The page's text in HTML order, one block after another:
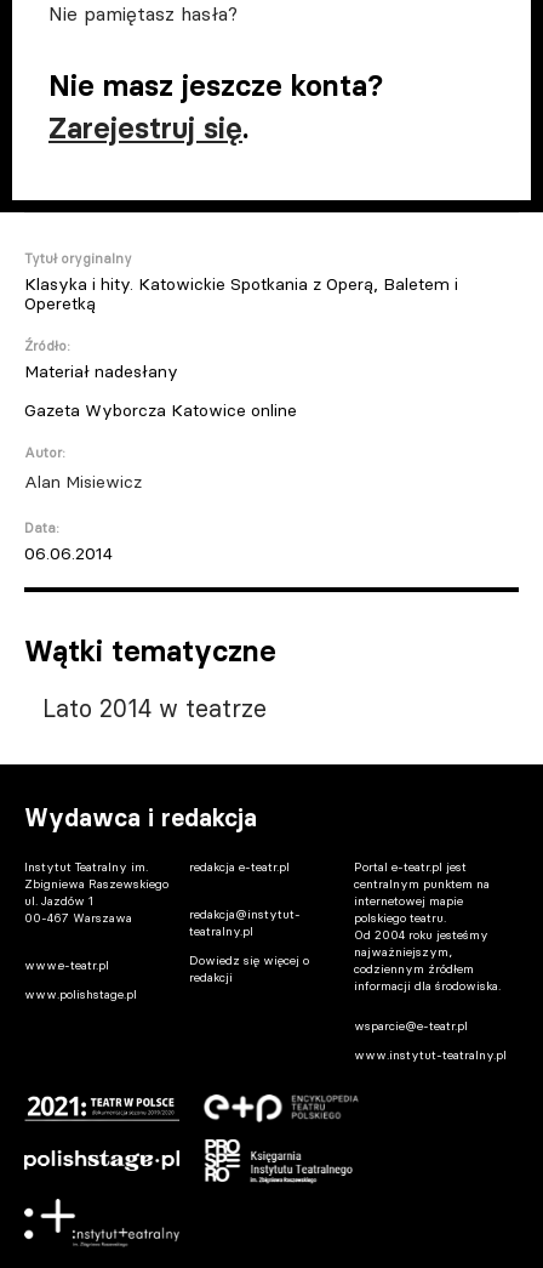
Nie pamiętasz hasła?
Nie masz jeszcze konta?
Zarejestruj się.
Tytuł oryginalny
Klasyka i hity. Katowickie Spotkania z Operą, Baletem i
Operetką
Źródło:
Materiał nadesłany
Gazeta Wyborcza Katowice online
Autor:
Alan Misiewicz
Data:
06.06.2014
Wątki tematyczne
Lato 2014 w teatrze
Wydawca i redakcja
Instytut Teatralny im.
Zbigniewa Raszewskiego
ul. Jazdów 1
00-467 Warszawa
www.e-teatr.pl
www.polishstage.pl
redakcja e-teatr.pl
redakcja@instytut-
teatralny.pl
Dowiedz się więcej o
redakcji
Portal e-teatr.pl jest
centralnym punktem na
internetowej mapie
polskiego teatru.
Od 2004 roku jesteśmy
najważniejszym,
codziennym źródłem
informacji dla środowiska.
wsparcie@e-teatr.pl
www.instytut-teatralny.pl